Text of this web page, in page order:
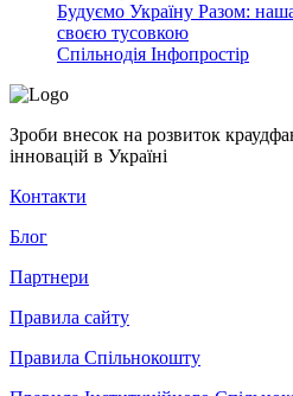
Будуємо Україну Разом:
своєю тусовкою
Спільнодія Інфопростір
Зроби внесок на розвиток
інновацій в Україні
Контакти
Блог
Партнери
Правила сайту
Правила Спільнокошту